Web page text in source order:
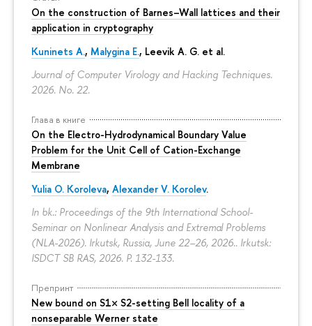
On the construction of Barnes–Wall lattices and their
application in cryptography
Kuninets A., Malygina E., Leevik A. G. et al.
Journal of Computer Virology and Hacking Techniques.
2026. No. 22.
Глава в книге
On the Electro-Hydrodynamical Boundary Value
Problem for the Unit Cell of Cation-Exchange
Membrane
Yulia O. Koroleva, Alexander V. Korolev.
In bk.: Proceedings of the 9th International School-
Seminar on Nonlinear Analysis and Extremal Problems
(NLA-2026). Irkutsk, Russia, June 22–26, 2026.. Irkutsk:
ISDCT SB RAS, 2026. P. 132-133.
Препринт
New bound on S1× S2-setting Bell locality of a
nonseparable Werner state